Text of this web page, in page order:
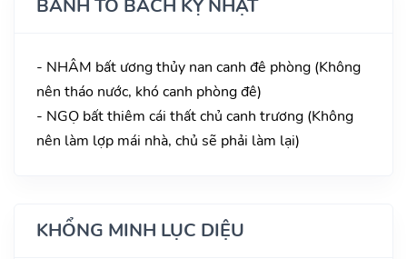
BÀNH TỔ BÁCH KỴ NHẬT
- NHÂM bất ương thủy nan canh đê phòng (Không
nên tháo nước, khó canh phòng đê)
- NGỌ bất thiêm cái thất chủ canh trương (Không
nên làm lợp mái nhà, chủ sẽ phải làm lại)
KHỔNG MINH LỤC DIỆU